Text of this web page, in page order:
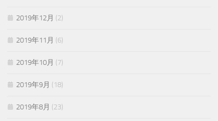
2019年12月 (2)
2019年11月 (6)
2019年10月 (7)
2019年9月 (18)
2019年8月 (23)